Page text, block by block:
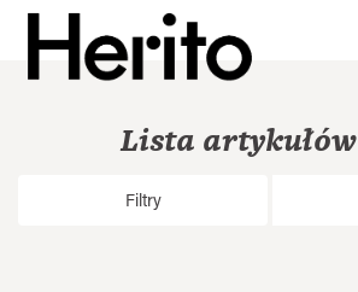
MAMY NA OKULista artykułów
Filtry